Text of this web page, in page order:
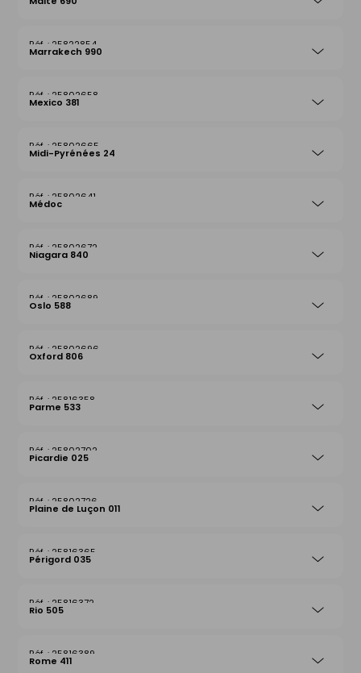
25822854
Marrakech 990
25802658
Mexico 381
25802665
Midi-Pyrénées 24
25802641
Médoc
25802672
Niagara 840
25802689
Oslo 588
25802696
Oxford 806
25816358
Parme 533
25802702
Picardie 025
25802726
Plaine de Luçon 011
25816365
Périgord 035
25816372
Rio 505
25816389
Rome 411